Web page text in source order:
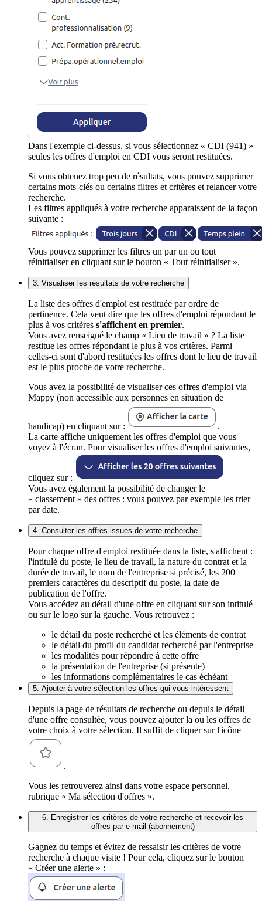
Dans l'exemple ci-dessus, si vous sélectionnez « CDI (941) »
seules les offres d'emploi en CDI vous seront restituées.
Si vous obtenez trop peu de résultats, vous pouvez supprimer
certains mots-clés ou certains filtres et critères et relancer votre
recherche.
Les filtres appliqués à votre recherche apparaissent de la façon
suivante :
Vous pouvez supprimer les filtres un par un ou tout
réinitialiser en cliquant sur le bouton « Tout réinitialiser ».
3. Visualiser les résultats de votre recherche
La liste des offres d'emploi est restituée par ordre de
pertinence. Cela veut dire que les offres d'emploi répondant le
plus à vos critères s'affichent en premier.
Vous avez renseigné le champ « Lieu de travail » ? La liste
restitue les offres répondant le plus à vos critères. Parmi
celles-ci sont d'abord restituées les offres dont le lieu de travail
est le plus proche de votre recherche.
Vous avez la possibilité de visualiser ces offres d'emploi via
Mappy (non accessible aux personnes en situation de
handicap) en cliquant sur :
.
La carte affiche uniquement les offres d'emploi que vous
voyez à l'écran. Pour visualiser les offres d'emploi suivantes,
cliquez sur :
Vous avez également la possibilité de changer le
« classement » des offres : vous pouvez par exemple les trier
par date.
4. Consulter les offres issues de votre recherche
Pour chaque offre d'emploi restituée dans la liste, s'affichent :
l'intitulé du poste, le lieu de travail, la nature du contrat et la
durée de travail, le nom de l'entreprise si précisé, les 200
premiers caractères du descriptif du poste, la date de
publication de l'offre.
Vous accédez au détail d'une offre en cliquant sur son intitulé
ou sur le logo sur la gauche. Vous retrouvez :
le détail du poste recherché et les éléments de contrat
le détail du profil du candidat recherché par l'entreprise
les modalités pour répondre à cette offre
la présentation de l'entreprise (si présente)
les informations complémentaires le cas échéant
5. Ajouter à votre sélection les offres qui vous intéressent
Depuis la page de résultats de recherche ou depuis le détail
d'une offre consultée, vous pouvez ajouter la ou les offres de
votre choix à votre sélection. Il suffit de cliquer sur l'icône
.
Vous les retrouverez ainsi dans votre espace personnel,
rubrique « Ma sélection d'offres ».
6. Enregistrer les critères de votre recherche et recevoir les
offres par e-mail (abonnement)
Gagnez du temps et évitez de ressaisir les critères de votre
recherche à chaque visite ! Pour cela, cliquez sur le bouton
« Créer une alerte » :